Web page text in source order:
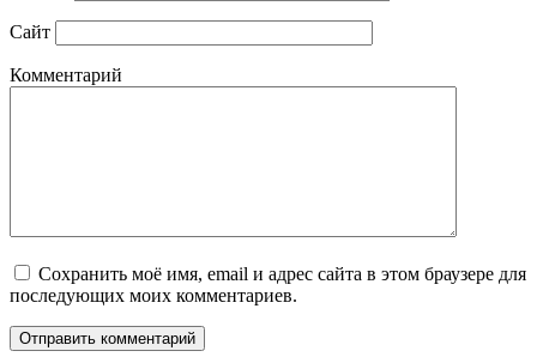
Сайт
Комментарий
Сохранить моё имя, email и адрес сайта в этом браузере для
последующих моих комментариев.